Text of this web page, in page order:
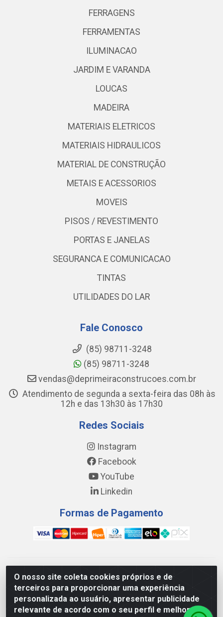
O nosso site coleta cookies próprios e de
terceiros para proporcionar uma experiência
personalizada ao usuário, apresentar publicidade
relevante de acordo com o seu perfil e melhorar a
FERRAGENS
FERRAMENTAS
ILUMINACAO
JARDIM E VARANDA
LOUCAS
MADEIRA
MATERIAIS ELETRICOS
MATERIAIS HIDRAULICOS
MATERIAL DE CONSTRUÇÃO
METAIS E ACESSORIOS
MOVEIS
PISOS / REVESTIMENTO
PORTAS E JANELAS
SEGURANCA E COMUNICACAO
TINTAS
UTILIDADES DO LAR
Fale Conosco
(85) 98711-3248
(85) 98711-3248
vendas@deprimeiraconstrucoes.com.br
Atendimento de segunda a sexta-feira das 08h às
12h e das 13h30 às 17h30
Redes Sociais
Instagram
Facebook
YouTube
Linkedin
Formas de Pagamento
WING DISTRIBUIDORA COMÉRCIO E LOGÍSTICA DE MATERIAL
DE CONSTRUÇÕES LTDA - AV. DA INTEGRAÇÃO, 790 -
PATRÍCIA GOMES, CAUCAIA/CE - CEP 61.604-505 - CNPJ
17.523.384/0001-20